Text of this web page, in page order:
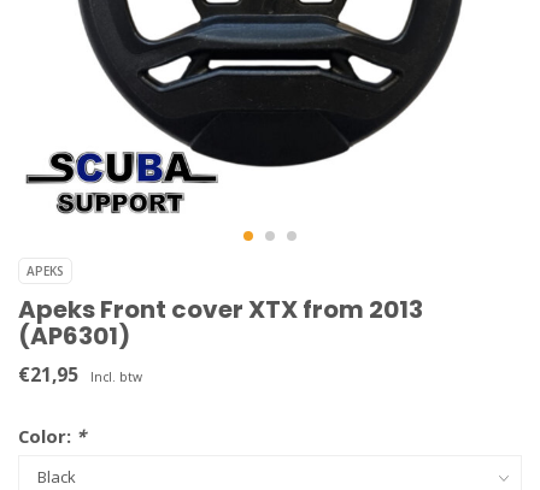
APEKS
Apeks Front cover XTX from 2013
(AP6301)
€21,95 Incl. btw
Color: *